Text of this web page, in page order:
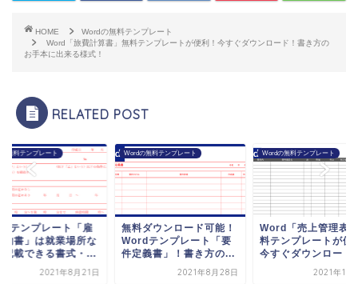
HOME
Wordの無料テンプレート
Word「旅費計算書」無料テンプレートが便利！今すぐダウンロード！書き方の
お手本に出来る様式！
RELATED POST
無料テンプレート
テンプレート「雇
約書」は就業場所な
記載できる書式・...
2021年8月21日
Wordの無料テンプレート
無料ダウンロード可能！
Wordテンプレート「要
件定義書」！書き方の...
2021年8月28日
Wordの無料テンプレート
Word「売上管理表
料テンプレートが便
今すぐダウンロード
2021年10